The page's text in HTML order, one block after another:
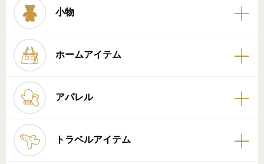
小物
ホームアイテム
アパレル
トラベルアイテム